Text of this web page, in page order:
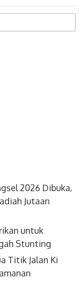
2026 Dibuka,
Jutaan
untuk
Stunting
Titik Jalan Ki